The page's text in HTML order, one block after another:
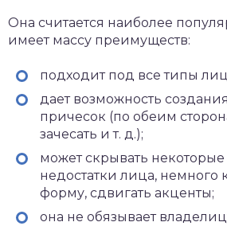
Она считается наиболее
имеет массу преимуществ:
подходит под все типы
дает возможность
причесок (по обеим
зачесать и т. д.);
может скрывать
недостатки лица, немного
форму, сдвигать акценты;
она не обязывает